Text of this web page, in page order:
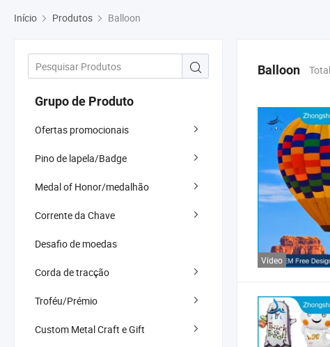
Início Produtos Balloon
Grupo de Produto
Ofertas promocionais
Pino de lapela/Badge
Medal of Honor/medalhão
Corrente da Chave
Desafio de moedas
Corda de tracção
Troféu/Prémio
Custom Metal Craft e Gift
Balloon
Vídeo